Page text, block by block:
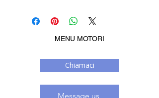
MENU MOTORI
Chiamaci
Message us